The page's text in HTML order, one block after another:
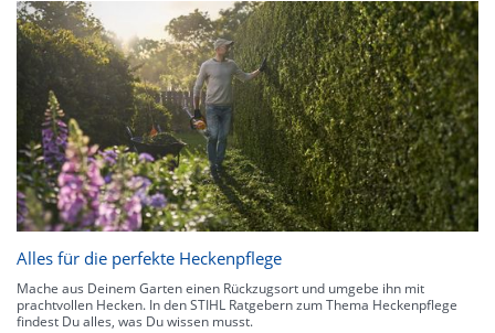
Alles für die perfekte Heckenpflege
Mache aus Deinem Garten einen Rückzugsort und umgebe ihn mit
prachtvollen Hecken. In den STIHL Ratgebern zum Thema Heckenpflege
findest Du alles, was Du wissen musst.